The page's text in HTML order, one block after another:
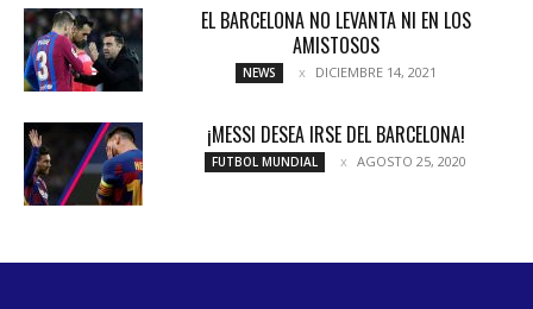
EL BARCELONA NO LEVANTA NI EN LOS
AMISTOSOS
NEWS DICIEMBRE 14, 2021
¡MESSI DESEA IRSE DEL BARCELONA!
FUTBOL MUNDIAL AGOSTO 25, 2020